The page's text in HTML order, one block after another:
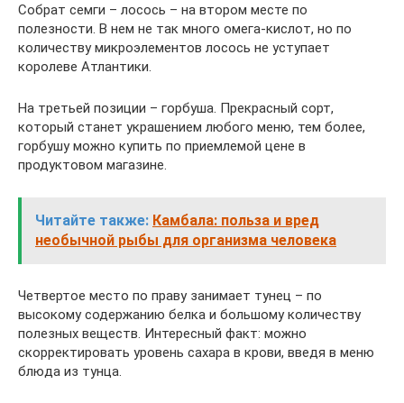
Собрат семги – лосось – на втором месте по
полезности. В нем не так много омега-кислот, но по
количеству микроэлементов лосось не уступает
королеве Атлантики.
На третьей позиции – горбуша. Прекрасный сорт,
который станет украшением любого меню, тем более,
горбушу можно купить по приемлемой цене в
продуктовом магазине.
Читайте также: Камбала: польза и вред
необычной рыбы для организма человека
Четвертое место по праву занимает тунец – по
высокому содержанию белка и большому количеству
полезных веществ. Интересный факт: можно
скорректировать уровень сахара в крови, введя в меню
блюда из тунца.